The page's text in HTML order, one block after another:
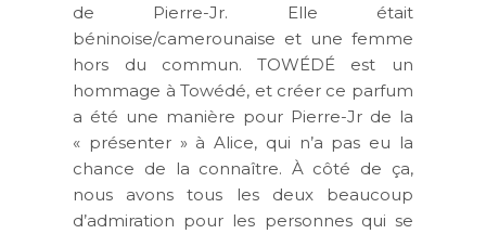
de Pierre-Jr. Elle était
béninoise/camerounaise et une femme
hors du commun. TOWÉDÉ est un
hommage à Towédé, et créer ce parfum
a été une manière pour Pierre-Jr de la
« présenter » à Alice, qui n’a pas eu la
chance de la connaître. À côté de ça,
nous avons tous les deux beaucoup
d’admiration pour les personnes qui se